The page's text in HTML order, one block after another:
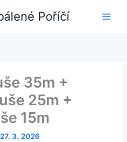
Poříčí
35m +
25m +
15m
27. 3. 2026